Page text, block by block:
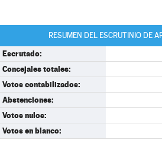
RESUMEN DEL ESCRUTINIO DE
Escrutado:
Concejales totales:
Votos contabilizados:
Abstenciones:
Votos nulos:
Votos en blanco: